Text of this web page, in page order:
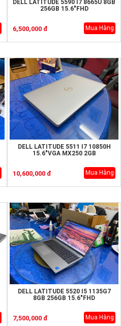
DELL LATITUDE 5590 I7 8665U 8GB
256GB 15.6"FHD
6,500,000 đ Mua Hàng
DELL LATITUDE 5511 I7 10850H
15.6"VGA MX250 2GB
10,600,000 đ Mua Hàng
DELL LATITUDE 5520 I5 1135G7
8GB 256GB 15.6"FHD
7,500,000 đ Mua Hàng